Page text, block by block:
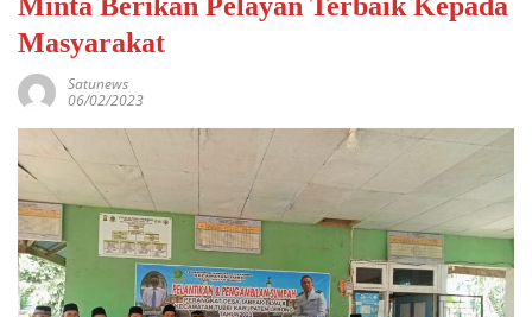
Masyarakat
Satunews
06/02/2023